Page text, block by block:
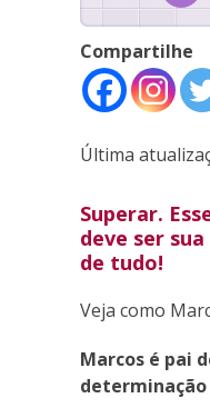
Compartilhe
Última
Superar.
deve ser
de tudo!
Veja como
Marcos é pai
determinação